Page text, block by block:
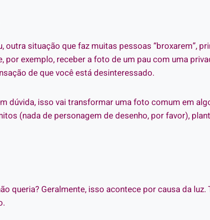
outra situação que faz muitas pessoas “broxarem”,
por exemplo, receber a foto de um pau com uma
de que você está desinteressado.
dúvida, isso vai transformar uma foto comum em
(nada de personagem de desenho, por favor),
queria? Geralmente, isso acontece por causa da